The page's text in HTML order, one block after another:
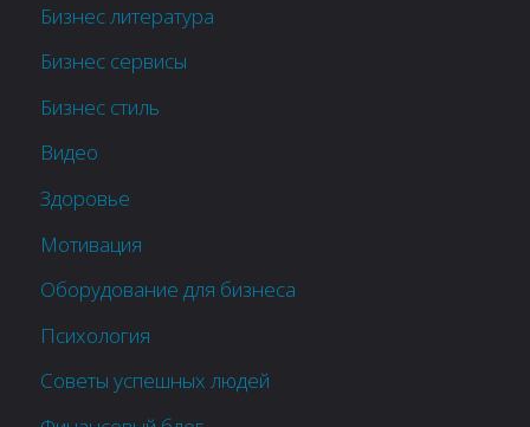
Бизнес литература
Бизнес сервисы
Бизнес стиль
Видео
Здоровье
Мотивация
Оборудование для бизнеса
Психология
Советы успешных людей